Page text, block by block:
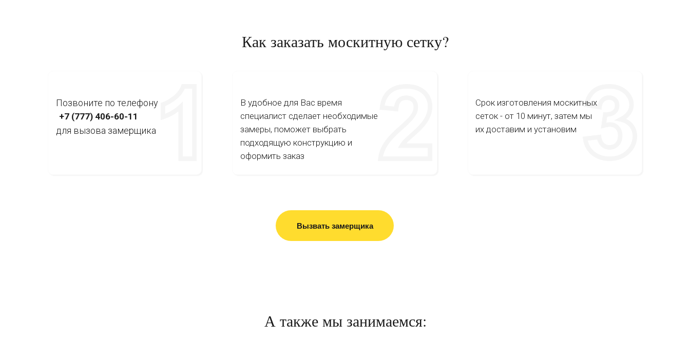
Как заказать москитную сетку?
Позвоните по телефону
В удобное для Вас время
специалист сделает необходимые
замеры, поможет выбрать
подходящую конструкцию и
оформить заказ
Срок изготовления москитных
сеток - от 10 минут, затем мы
их доставим и установим
+7 (777) 406-60-11
для вызова замерщика
Вызвать замерщика
А также мы занимаемся: